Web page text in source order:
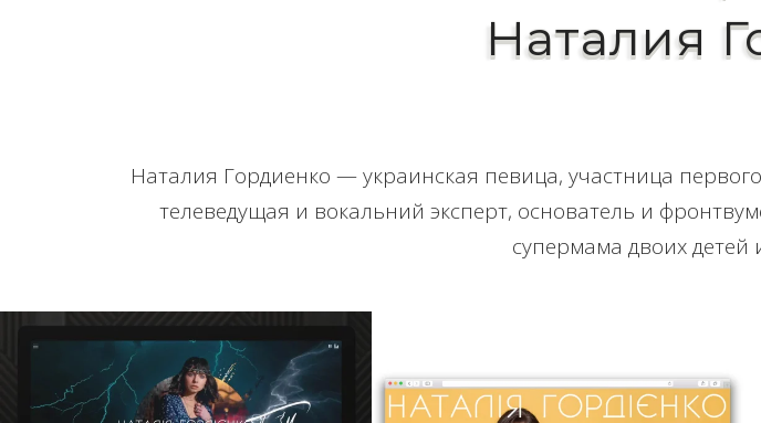
Наталия
Наталия Гордиенко — украинская певица, участница
телеведущая и вокальний эксперт, основатель и
супермама двоих детей